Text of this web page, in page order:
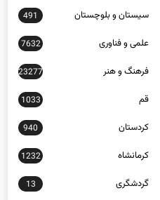
سیستان و بلوچستان 491
علمی و فناوری 7632
فرهنگ و هنر 23277
قم 1033
کردستان 940
کرمانشاه 1232
گردشگری 13